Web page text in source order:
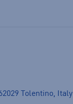
Tolentino, Italy